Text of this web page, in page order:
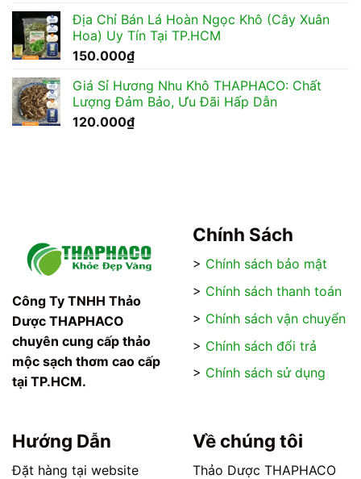
Địa Chỉ Bán Lá Hoàn Ngọc Khô (Cây Xuân
Hoa) Uy Tín Tại TP.HCM
150.000₫
Giá Sỉ Hương Nhu Khô THAPHACO: Chất
Lượng Đảm Bảo, Ưu Đãi Hấp Dẫn
120.000₫
Công Ty TNHH Thảo
Dược THAPHACO
chuyên cung cấp thảo
mộc sạch thơm cao cấp
tại TP.HCM.
Chính Sách
> Chính sách bảo mật
> Chính sách thanh toán
> Chính sách vận chuyển
> Chính sách đổi trả
> Chính sách sử dụng
Hướng Dẫn
Đặt hàng tại website
Về chúng tôi
Thảo Dược THAPHACO